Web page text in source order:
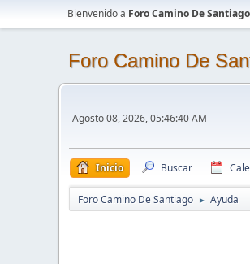
Bienvenido a Foro Camino De Santiago
Foro Camino De
Agosto 08, 2026, 05:46:40 AM
Inicio Buscar
Foro Camino De Santiago ► Ayuda